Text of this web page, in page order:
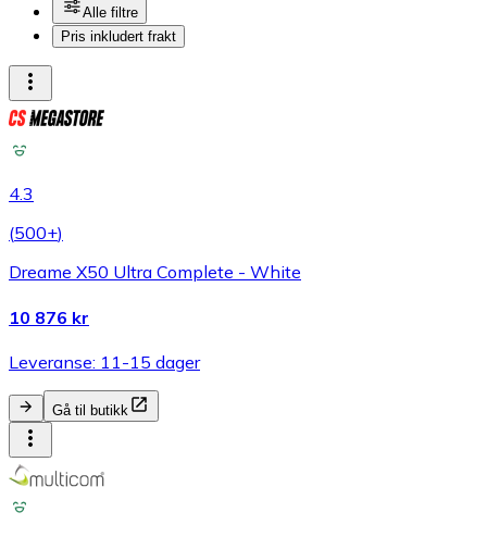
Alle filtre
Pris inkludert frakt
4.3
(500+)
Dreame X50 Ultra Complete - White
10 876 kr
Leveranse: 11-15 dager
Gå til butikk